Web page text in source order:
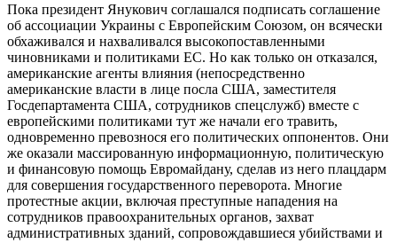
Пока президент Янукович соглашался подписать соглашение
об ассоциации Украины с Европейским Союзом, он всячески
обхаживался и нахваливался высокопоставленными
чиновниками и политиками ЕС. Но как только он отказался,
американские агенты влияния (непосредственно
американские власти в лице посла США, заместителя
Госдепартамента США, сотрудников спецслужб) вместе с
европейскими политиками тут же начали его травить,
одновременно превознося его политических оппонентов. Они
же оказали массированную информационную, политическую
и финансовую помощь Евромайдану, сделав из него плацдарм
для совершения государственного переворота. Многие
протестные акции, включая преступные нападения на
сотрудников правоохранительных органов, захват
административных зданий, сопровождавшиеся убийствами и